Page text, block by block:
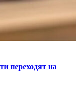
переходят на